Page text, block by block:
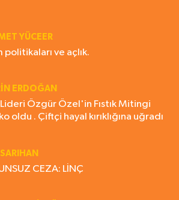
YÜCEER
politikaları ve açlık.
ERDOĞAN
Lideri Özgür Özel'in Fıstık Mitingi
oldu . Çiftçi hayal kırıklığına uğradı
CEZA: LİNÇ